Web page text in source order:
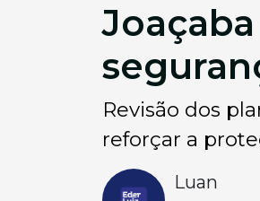
Revisão dos
reforçar a
Luan